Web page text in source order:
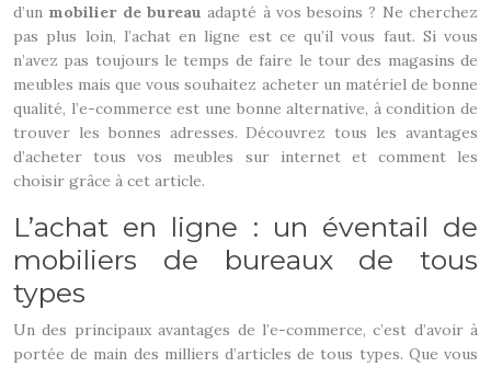
d’un mobilier de bureau adapté à vos besoins ? Ne cherchez
pas plus loin, l’achat en ligne est ce qu’il vous faut. Si vous
n’avez pas toujours le temps de faire le tour des magasins de
meubles mais que vous souhaitez acheter un matériel de bonne
qualité, l’e-commerce est une bonne alternative, à condition de
trouver les bonnes adresses. Découvrez tous les avantages
d’acheter tous vos meubles sur internet et comment les
choisir grâce à cet article.
L’achat en ligne : un éventail de
mobiliers de bureaux de tous
types
Un des principaux avantages de l’e-commerce, c’est d’avoir à
portée de main des milliers d’articles de tous types. Que vous